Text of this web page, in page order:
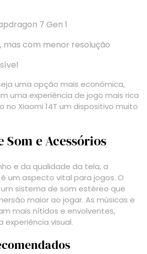
7 Gen 1
mas com menor resolução
uma opção mais econômica,
uma experiência de jogo mais rica
no Xiaomi 14T um dispositivo muito
Som e Acessórios
e da qualidade da tela, a
um aspecto vital para jogos. O
um sistema de som estéreo que
maior ao jogar. As músicas e
mais nítidos e envolventes,
visual.